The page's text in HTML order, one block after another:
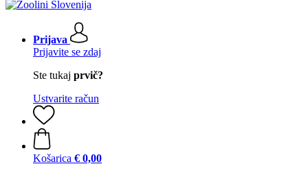
Prijava
Prijavite se zdaj
Ste tukaj prvič?
Ustvarite račun
Košarica € 0,00